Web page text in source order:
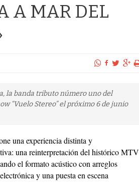
A MAR DEL
la banda tributo número uno del
“Vuelo Stereo” el próximo 6 de junio
una experiencia distinta y
una reinterpretación del histórico MTV
el formato acústico con arreglos
y una puesta en escena